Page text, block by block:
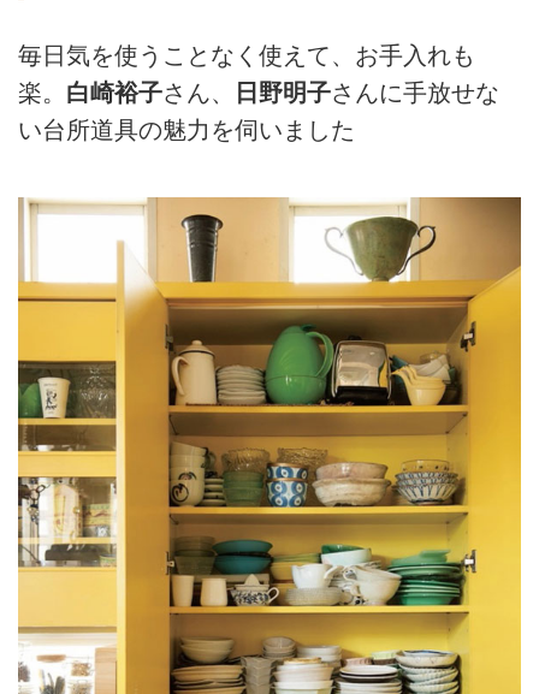
毎日気を使うことなく使えて、お手入れも
楽。 白崎裕子さん、 日野明子さんに手放せな
い台所道具の魅力を伺いました